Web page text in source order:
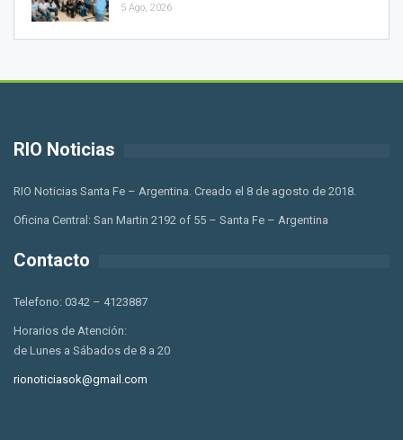
5 Ago, 2026
RIO Noticias
RIO Noticias Santa Fe – Argentina. Creado el 8 de agosto de 2018.
Oficina Central: San Martin 2192 of 55 – Santa Fe – Argentina
Contacto
Telefono: 0342 – 4123887
Horarios de Atención:
de Lunes a Sábados de 8 a 20
rionoticiasok@gmail.com